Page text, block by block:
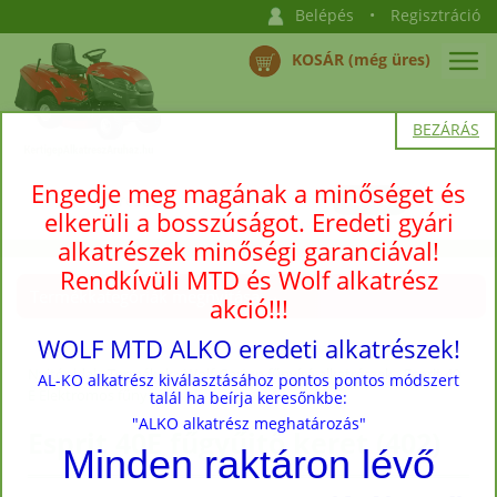
Belépés • Regisztráció
KOSÁR (még üres)
Termékkategóriák megnyitása →
Nyitóoldal›Termékek›Wolf-Garten fűnyíró alkatrészek›Esprit 40
E Elektromos fűnyíró
Esprit 40E fűgyűjtő keret (402)
BEZÁRÁS
Engedje meg magának a minőséget és
elkerüli a bosszúságot. Eredeti gyári
alkatrészek minőségi garanciával!
Rendkívüli MTD és Wolf alkatrész
akció!!!
WOLF MTD ALKO eredeti alkatrészek!
AL-KO alkatrész kiválasztásához pontos pontos módszert
talál ha beírja keresőnkbe:
"ALKO alkatrész meghatározás"
Minden raktáron lévő